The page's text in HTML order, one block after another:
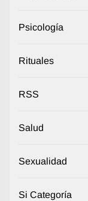
Psicología
Rituales
RSS
Salud
Sexualidad
Si Categoría